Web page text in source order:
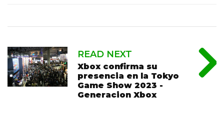
READ NEXT
Xbox confirma su
presencia en la Tokyo
Game Show 2023 -
Generacion Xbox